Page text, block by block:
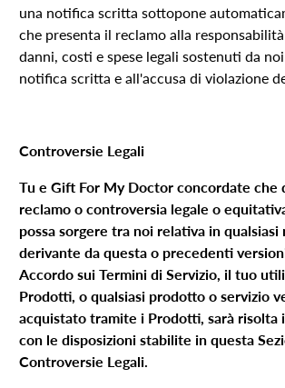
una notifica scritta sottopone
che presenta il reclamo alla
danni, costi e spese legali sostenuti da
notifica scritta e all'accusa di violazione
Controversie Legali
Tu eGift For My Doctor concordate che
reclamo o controversia legale o
possa sorgere tra noi relativa in qualsiasi
derivante da questa o precedenti
Accordo sui Termini di Servizio, il tuo
Prodotti, o qualsiasi prodotto o servizio
acquistato tramite i Prodotti, sarà risolta
con le disposizioni stabilite in questa
Controversie Legali.